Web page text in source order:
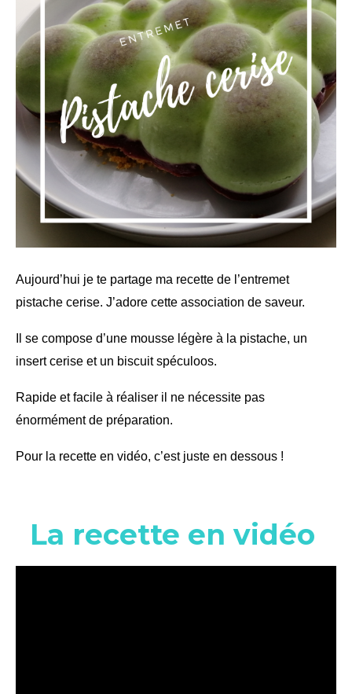
Aujourd’hui je te partage ma recette de l’entremet
pistache cerise. J’adore cette association de saveur.
Il se compose d’une mousse légère à la pistache, un
insert cerise et un biscuit spéculoos.
Rapide et facile à réaliser il ne nécessite pas
énormément de préparation.
Pour la recette en vidéo, c’est juste en dessous !
La recette en vidéo